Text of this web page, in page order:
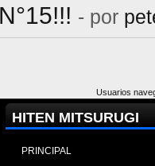
- por
Usuarios
HITEN MITSURUGI
PRINCIPAL